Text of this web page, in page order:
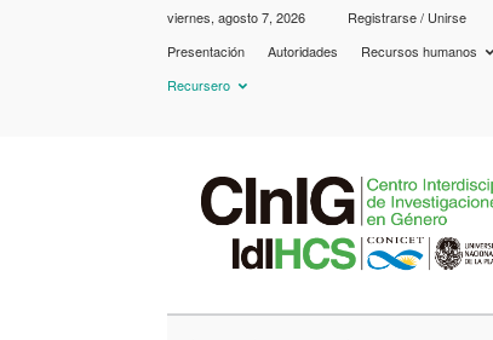
viernes, agosto 7, 2026
Registrarse / Unirse
Presentación
Autoridades Recursos humanos
Recursero
IdIHCS
–
CInIG